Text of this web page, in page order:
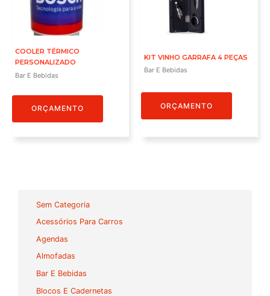
Sem Categoria
Acessórios Para Carros
Agendas
Almofadas
Bar E Bebidas
Blocos E Cadernetas
COOLER TÉRMICO
PERSONALIZADO
Bar E Bebidas
ORÇAMENTO
KIT VINHO GARRAFA 4 PEÇAS
Bar E Bebidas
ORÇAMENTO